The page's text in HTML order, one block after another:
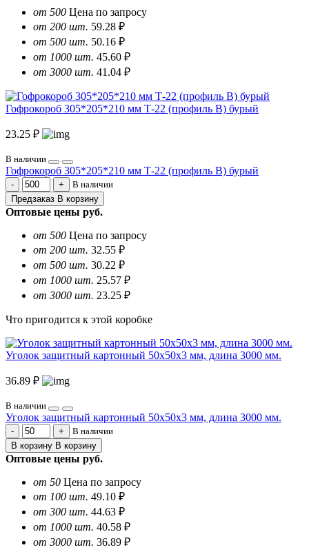
от 500 Цена по запросу
от 200 шт. 59.28 ₽
от 500 шт. 50.16 ₽
от 1000 шт. 45.60 ₽
от 3000 шт. 41.04 ₽
Гофрокороб 305*205*210 мм Т-22 (профиль B) бурый
23.25 ₽
В наличии
Гофрокороб 305*205*210 мм Т-22 (профиль B) бурый
В наличии
Предзаказ В корзину
Оптовые цены руб.
от 500 Цена по запросу
от 200 шт. 32.55 ₽
от 500 шт. 30.22 ₽
от 1000 шт. 25.57 ₽
от 3000 шт. 23.25 ₽
Что пригодится к этой коробке
Уголок защитный картонный 50х50х3 мм, длина 3000 мм.
36.89 ₽
В наличии
Уголок защитный картонный 50х50х3 мм, длина 3000 мм.
В наличии
В корзину В корзину
Оптовые цены руб.
от 50 Цена по запросу
от 100 шт. 49.10 ₽
от 300 шт. 44.63 ₽
от 1000 шт. 40.58 ₽
от 3000 шт. 36.89 ₽